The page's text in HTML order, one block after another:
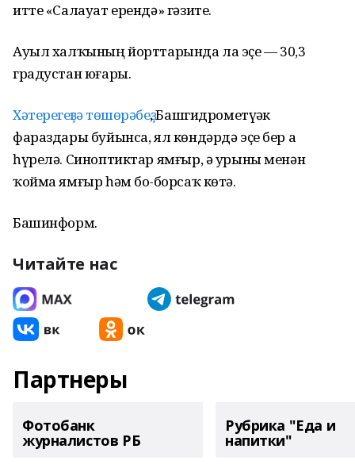
итте «Салауат ерендә» гәзите.
Ауыл халҡының йорттарында ла эҫе — 30,3
градустан юғары.
Хәтерегеҙгә төшөрәбеҙ, Башгидрометүҙәк
фараздары буйынса, ял көндәрдә эҫе бер аҙ
һүрелә. Синоптиктар ямғыр, ә урыны менән
ҡойма ямғыр һәм боҙ-борсаҡ көтә.
Башинформ.
Читайте нас
Партнеры
Фотобанк
журналистов РБ
Рубрика "Еда и
напитки"